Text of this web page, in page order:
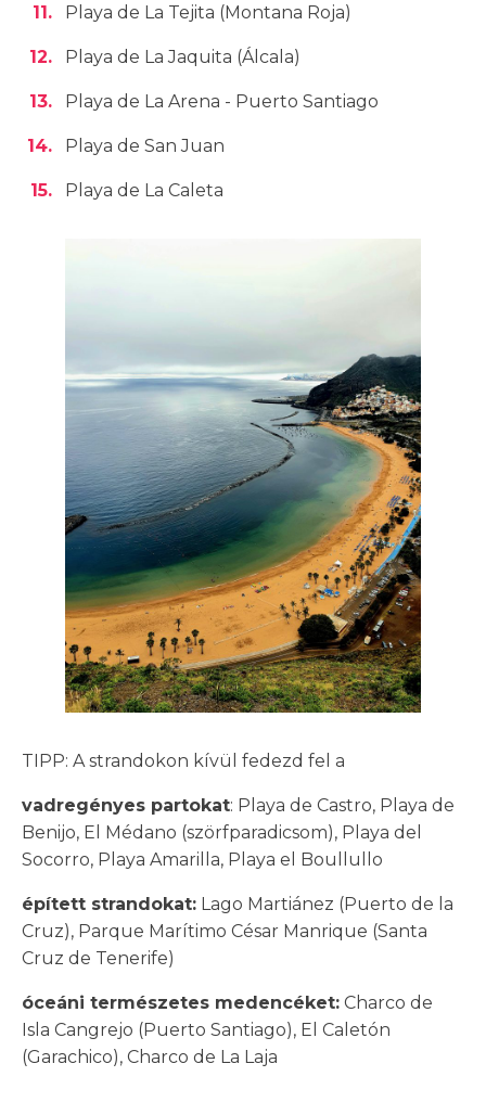
Playa de La Tejita (Montana Roja)
Playa de La Jaquita (Álcala)
Playa de La Arena - Puerto Santiago
Playa de San Juan
Playa de La Caleta
TIPP: A strandokon kívül fedezd fel a
vadregényes partokat: Playa de Castro, Playa de
Benijo, El Médano (szörfparadicsom), Playa del
Socorro, Playa Amarilla, Playa el Boullullo
épített strandokat: Lago Martiánez (Puerto de la
Cruz), Parque Marítimo César Manrique (Santa
Cruz de Tenerife)
óceáni természetes medencéket: Charco de
Isla Cangrejo (Puerto Santiago), El Caletón
(Garachico), Charco de La Laja